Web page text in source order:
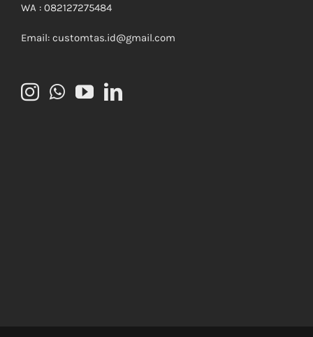
WA : 082127275484
Email: customtas.id@gmail.com